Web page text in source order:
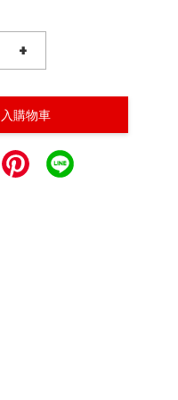
+
購物車